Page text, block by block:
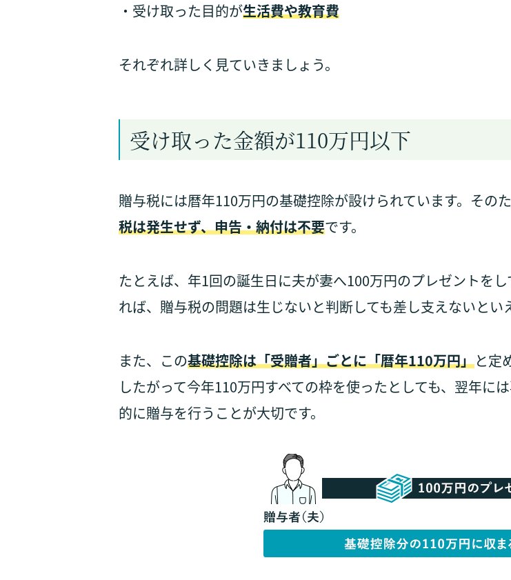
・受け取った目的が生活費や教育費
それぞれ詳しく見ていきましょう。
受け取った金額が110万円以下
贈与税には暦年110万円の基礎控除が設けられています。そのた
税は発生せず、申告・納付は不要です。
たとえば、年1回の誕生日に夫が妻へ100万円のプレゼントを
れば、贈与税の問題は生じないと判断しても差し支えないとい
また、この基礎控除は「受贈者」ごとに「暦年110万円」と定
したがって今年110万円すべての枠を使ったとしても、翌年に
的に贈与を行うことが大切です。